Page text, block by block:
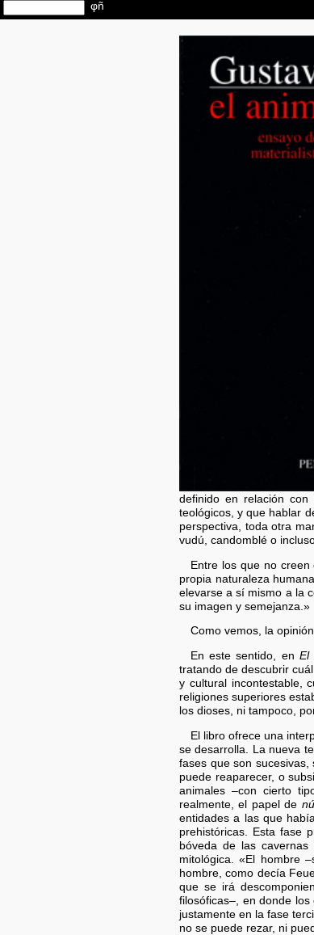
definido en relación
teológicos, y que hablar
perspectiva, toda otra
vudú, candomblé o
Entre los que no
propia naturaleza
elevarse a sí mismo a la
su imagen y semejanza.»
Como vemos, la
En este sentido, en El
tratando de descubrir
y cultural incontestable,
religiones superiores
los dioses, ni tampoco,
El libro ofrece una
se desarrolla. La nueva
fases que son
puede reaparecer, o
animales –con cierto
realmente, el papel de
entidades a las que
prehistóricas. Esta fase
bóveda de las
mitológica. «El hombre
hombre, como decía
que se irá
filosóficas–, en donde
justamente en la fase
no se puede rezar, ni